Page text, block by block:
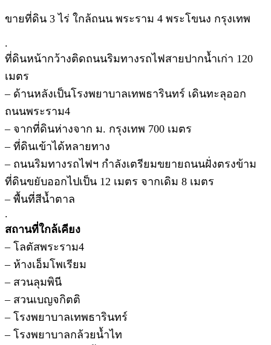
ขายที่ดิน 3 ไร่ ใกล้ถนน พระราม 4 พระโขนง กรุงเทพ
.
ที่ดินหน้ากว้างติดถนนริมทางรถไฟสายปากน้ำเก่า 120
เมตร
– ด้านหลังเป็นโรงพยาบาลเทพธารินทร์ เดินทะลุออก
ถนนพระราม4
– จากที่ดินห่างจาก ม. กรุงเทพ 700 เมตร
– ที่ดินเข้าได้หลายทาง
– ถนนริมทางรถไฟฯ กำลังเตรียมขยายถนนฝั่งตรงข้าม
ที่ดินขยับออกไปเป็น 12 เมตร จากเดิม 8 เมตร
– พื้นที่สีน้ำตาล
.
สถานที่ใกล้เคียง
– โลตัสพระราม4
– ห้างเอ็มโพเรียม
– สวนลุมพินี
– สวนเบญจกิตติ
– โรงพยาบาลเทพธารินทร์
– โรงพยาบาลกล้วยน้ำไท